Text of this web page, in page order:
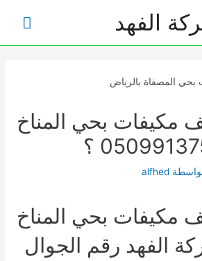
الفهد
مكيفات بحي المناخ
alfhed
مكيفات بحي المناخ
الفهد رقم الجوال